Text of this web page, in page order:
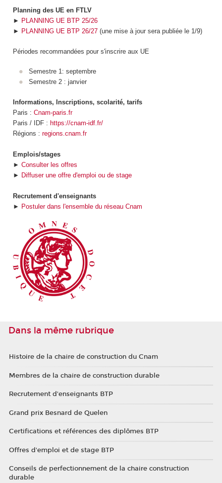
Planning des UE en FTLV
► PLANNING UE BTP 25/26
► PLANNING UE BTP 26/27(une mise à jour sera publiée le 1/9)
Périodes recommandées pour s'inscrire aux UE
Semestre 1: septembre
Semestre 2 : janvier
Informations, Inscriptions, scolarité, tarifs
Paris : Cnam-paris.fr
Paris / IDF : https://cnam-idf.fr/
Régions : regions.cnam.fr
Emplois/stages
► Consulter les offres
► Diffuser une offre d'emploi ou de stage
Recrutement d'enseignants
► Postuler dans l'ensemble du réseau Cnam
Dans la même rubrique
Histoire de la chaire de construction du Cnam
Membres de la chaire de construction durable
Recrutement d'enseignants BTP
Grand prix Besnard de Quelen
Certifications et références des diplômes BTP
Offres d'emploi et de stage BTP
Conseils de perfectionnement de la chaire construction
durable